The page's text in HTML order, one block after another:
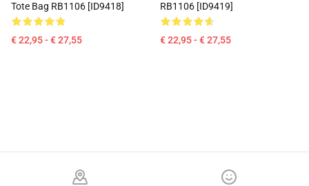
Tote Bag RB1106 [ID9418]
€ 22,95 - € 27,55
RB1106 [ID9419]
€ 22,95 - € 27,55